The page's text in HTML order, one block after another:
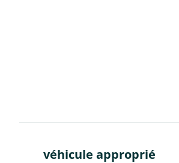
véhicule approprié